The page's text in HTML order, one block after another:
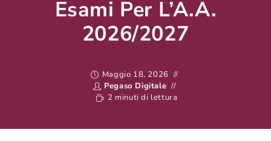
Esami Per L’A.A.
2026/2027
Maggio 18, 2026
Pegaso Digitale
2 minuti di lettura